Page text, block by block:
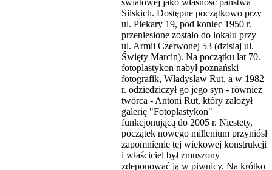
światowej jako własność państwa
Silskich. Dostępne początkowo przy
ul. Piekary 19, pod koniec 1950 r.
przeniesione zostało do lokalu przy
ul. Armii Czerwonej 53 (dzisiaj ul.
Święty Marcin). Na początku lat 70.
fotoplastykon nabył poznański
fotografik, Władysław Rut, a w 1982
r. odziedziczył go jego syn - również
twórca - Antoni Rut, który założył
galerię "Fotoplastykon"
funkcjonującą do 2005 r. Niestety,
początek nowego millenium przyniósł
zapomnienie tej wiekowej konstrukcji
i właściciel był zmuszony
zdeponować ją w piwnicy. Na krótko